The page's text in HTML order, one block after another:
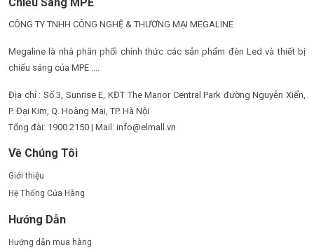
Chiếu Sáng MPE
CÔNG TY TNHH CÔNG NGHỆ & THƯƠNG MẠI MEGALINE
Megaline là nhà phân phối chính thức các sản phẩm đèn Led và thiết bị
chiếu sáng của MPE ....
Địa chỉ : Số 3, Sunrise E, KĐT The Manor Central Park đường Nguyễn Xiển,
P. Đại Kim, Q. Hoàng Mai, TP. Hà Nội
Tổng đài: 1900 2150 | Mail: info@elmall.vn
Về Chúng Tôi
Giới thiệu
Hệ Thống Cửa Hàng
Hướng Dẫn
Hướng dẫn mua hàng